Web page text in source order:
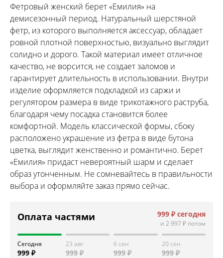
Фетровый женский берет «Емилия» на
демисезонный период. Натуральный шерстяной
фетр, из которого выполняется аксессуар, обладает
ровной плотной поверхностью, визуально выглядит
солидно и дорого. Такой материал имеет отличное
качество, не ворсится, не создает заломов и
гарантирует длительность в использовании. Внутри
изделие оформляется подкладкой из саржи и
регулятором размера в виде трикотажного раструба,
благодаря чему посадка становится более
комфортной. Модель классической формы, сбоку
расположено украшение из фетра в виде бутона
цветка, выглядит женственно и романтично. Берет
«Емилия» придаст невероятный шарм и сделает
образ утонченным. Не сомневайтесь в правильности
выбора и оформляйте заказ прямо сейчас.
Оплата частями 999 ₽ сегодня
и 2 997 ₽ потом
Сегодня
999 ₽
23 авг
999 ₽
6 сен
999 ₽
20 сен
999 ₽